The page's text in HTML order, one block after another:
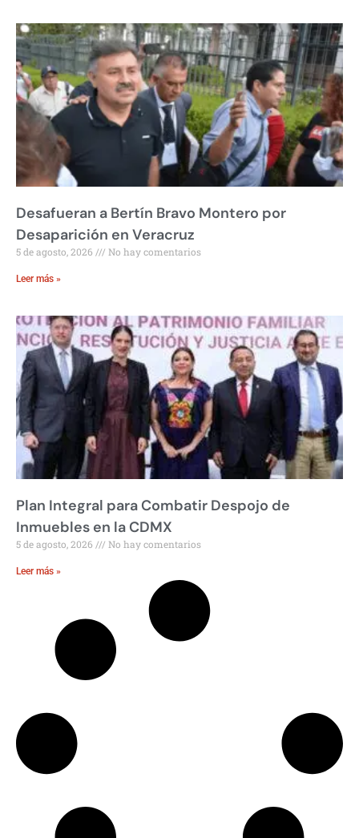
Desafueran a Bertín Bravo Montero por
Desaparición en Veracruz
5 de agosto, 2026 No hay comentarios
Leer más »
Plan Integral para Combatir Despojo de
Inmuebles en la CDMX
5 de agosto, 2026 No hay comentarios
Leer más »